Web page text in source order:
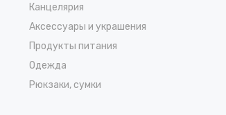
Канцелярия
Аксессуары и украшения
Продукты питания
Одежда
Рюкзаки, сумки